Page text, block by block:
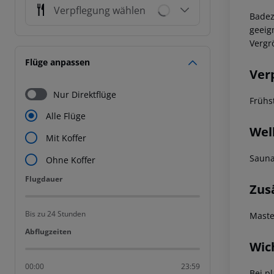
Verpflegung wählen
Flüge anpassen
Nur Direktflüge
Alle Flüge
Mit Koffer
Ohne Koffer
Flugdauer
Flugdauer
Bis zu 24 Stunden
Abflugzeiten
Abflugzeiten
00:00 23:59